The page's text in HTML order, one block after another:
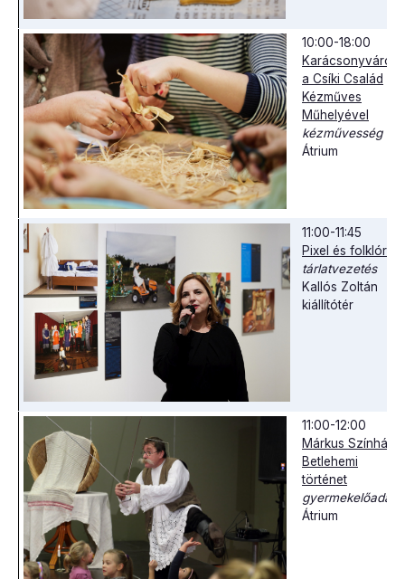
10:00-18:00
Karácsonyváró
a Csíki Család
Kézműves
Műhelyével
kézművesség
Átrium
11:00-11:45
Pixel és folklór
tárlatvezetés
Kallós Zoltán
kiállítótér
11:00-12:00
Márkus Színház:
Betlehemi
történet
gyermekelőadás
Átrium